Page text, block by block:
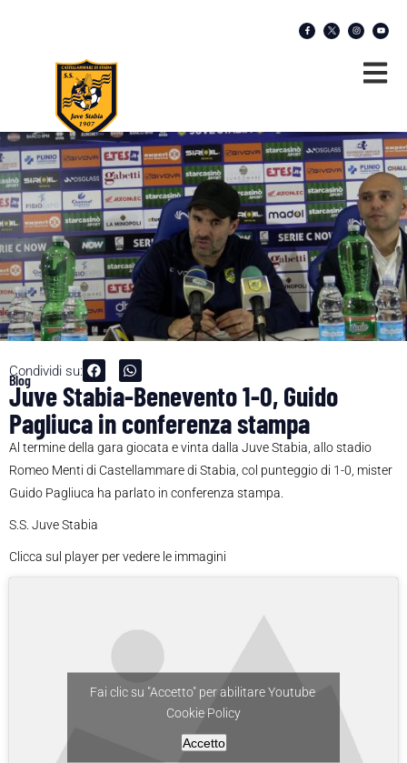
Condividi su:
Blog
Juve Stabia-Benevento 1-0, Guido
Pagliuca in conferenza stampa
Al termine della gara giocata e vinta dalla Juve Stabia, allo stadio
Romeo Menti di Castellammare di Stabia, col punteggio di 1-0, mister
Guido Pagliuca ha parlato in conferenza stampa.
S.S. Juve Stabia
Clicca sul player per vedere le immagini
Fai clic su "Accetto" per abilitare Youtube
Cookie Policy
Accetto